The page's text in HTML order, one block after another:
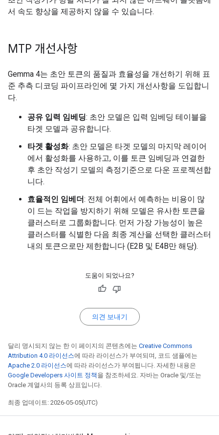
서 속도 향상을 제공하지 않을 수 있습니다.
MTP 개선사항
Gemma 4는 초안 토큰의 품질과 효율성을 개선하기 위해 표
준 추측 디코딩 파이프라인에 몇 가지 개선사항을 도입합니
다.
공유 입력 임베딩: 초안 모델은 입력 임베딩 테이블을
타겟 모델과 공유합니다.
타겟 활성화: 초안 모델은 타겟 모델의 마지막 레이어
에서 활성화를 사용하고, 이를 토큰 임베딩과 연결한
후 초안 작성기 모델의 측정기준으로 다운 프로젝션합
니다.
효율적인 임베더: 전체 어휘에서 예측하는 비용이 많
이 드는 작업을 방지하기 위해 모델은 유사한 토큰을
클러스터로 그룹화합니다. 먼저 가장 가능성이 높은
클러스터를 식별한 다음 최종 계산을 선택한 클러스터
내의 토큰으로만 제한합니다 (E2B 및 E4B만 해당).
도움이 되었나요?
의견 보내기
달리 명시되지 않는 한 이 페이지의 콘텐츠에는 Creative Commons
Attribution 4.0 라이선스에 따라 라이선스가 부여되며, 코드 샘플에는
Apache 2.0 라이선스에 따라 라이선스가 부여됩니다. 자세한 내용은
Google Developers 사이트 정책 을 참조하세요. 자바는 Oracle 및/또는
Oracle 계열사의 등록 상표입니다.
최종 업데이트: 2026-05-05(UTC)